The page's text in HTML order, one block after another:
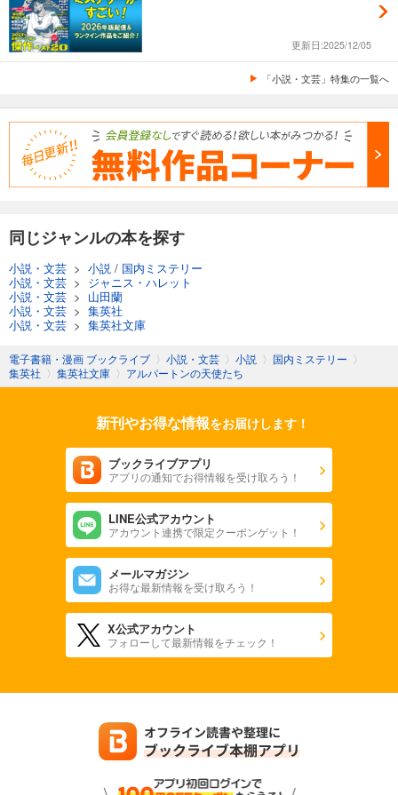
更新日:2025/12/05
「小説・文芸」特集の一覧へ
同じジャンルの本を探す
小説・文芸 > 小説 / 国内ミステリー
小説・文芸 > ジャニス・ハレット
小説・文芸 > 山田蘭
小説・文芸 > 集英社
小説・文芸 > 集英社文庫
電子書籍・漫画 ブックライブ 〉 小説・文芸 〉 小説 〉 国内ミステリー 〉
集英社 〉 集英社文庫 〉 アルパートンの天使たち
新刊やお得な情報をお届けします！
ブックライブアプリ
アプリの通知でお得情報を受け取ろう！
LINE公式アカウント
アカウント連携で限定クーポンゲット！
メールマガジン
お得な最新情報を受け取ろう！
X公式アカウント
フォローして最新情報をチェック！